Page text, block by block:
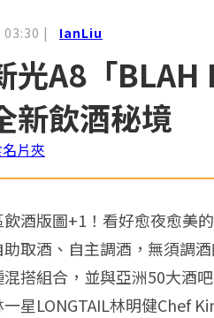
| IanLiu
光A8「
新飲酒秘境
片夾
酒版圖+1！看好愈夜愈美
取酒、自主調酒，無須調
搭組合，並與亞洲50大酒
星LONGTAIL林明健Chef